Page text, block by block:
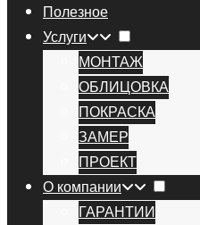
Полезное
Услуги
МОНТАЖ
ОБЛИЦОВКА
ПОКРАСКА
ЗАМЕР
ПРОЕКТ
О компании
ГАРАНТИИ